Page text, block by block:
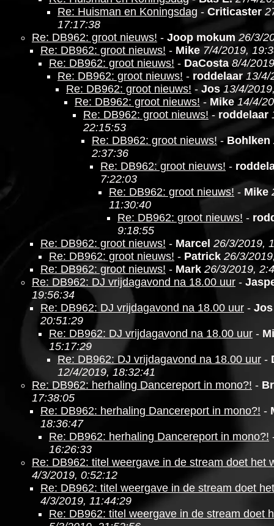
Re: Huisman en Koningsdag - Criticaster
17:17:38
Re: DB962: groot nieuws! - Joop mokum 26/3/
Re: DB962: groot nieuws! - Mike 7/4/2019,
Re: DB962: groot nieuws! - DaCosta 8/4/
Re: DB962: groot nieuws! - roddelaar 13/4/
Re: DB962: groot nieuws! - Jos 13/4/
Re: DB962: groot nieuws!- Mike 14/4/
Re: DB962: groot nieuws! - roddelaar
22:15:53
Re: DB962: groot nieuws! - Bohlken
2:37:36
Re: DB962: groot nieuws! -
7:22:03
Re: DB962: groot nieuws! - Mike
11:30:40
Re: DB962: groot nieuws! -
9:18:55
Re: DB962: groot nieuws! - Marcel 26/3/2019,
Re: DB962: groot nieuws! - Patrick 26/3/
Re: DB962: groot nieuws! - Mark 26/3/2019,
Re: DB962: DJ vrijdagavond na 18.00 uur -
19:56:34
Re: DB962: DJ vrijdagavond na 18.00 uur - Jos
20:51:29
Re: DB962: DJ vrijdagavond na 18.00 uur -
15:17:29
Re: DB962: DJ vrijdagavond na 18.00 uur -
12/4/2019, 18:32:41
Re: DB962: herhaling Dancereport in mono?! -
17:38:05
Re: DB962: herhaling Dancereport in mono?! -
18:36:47
Re: DB962: herhaling Dancereport in mono?!
16:26:33
Re: DB962: titel weergave in de stream doet het
4/3/2019, 0:52:12
Re: DB962: titel weergave in de stream doet
4/3/2019, 11:44:29
Re: DB962: titel weergave in de stream doet